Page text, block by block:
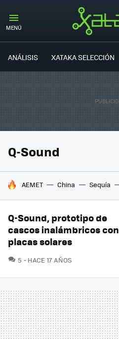
MENÚ
ANÁLISIS XATAKA SELECCIÓN
Q-Sound
HOY SE HABLA DE
AEMET China Sequía
Q-Sound, prototipo de
cascos inalámbricos con
placas solares
5 COMENTARIOS
HACE 17 AÑOS